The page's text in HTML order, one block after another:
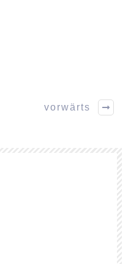
vorwärts